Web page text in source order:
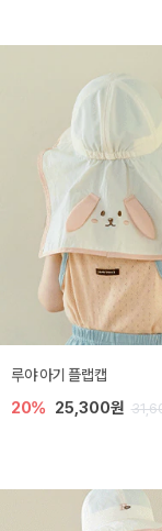
루야 아기 플랩캡
20% 25,300원